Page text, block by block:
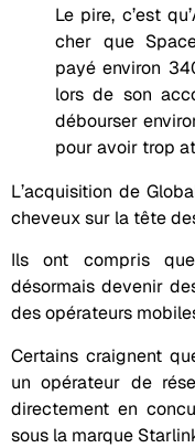
Le pire, c’est
cher que
payé environ
lors de son
débourser
pour avoir trop
L’acquisition de
cheveux sur la tête
Ils ont compris
désormais devenir
des opérateurs
Certains craignent
un opérateur de
directement en
sous la marque